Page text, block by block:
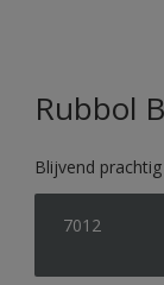
Rubbol
Blijvend
7012